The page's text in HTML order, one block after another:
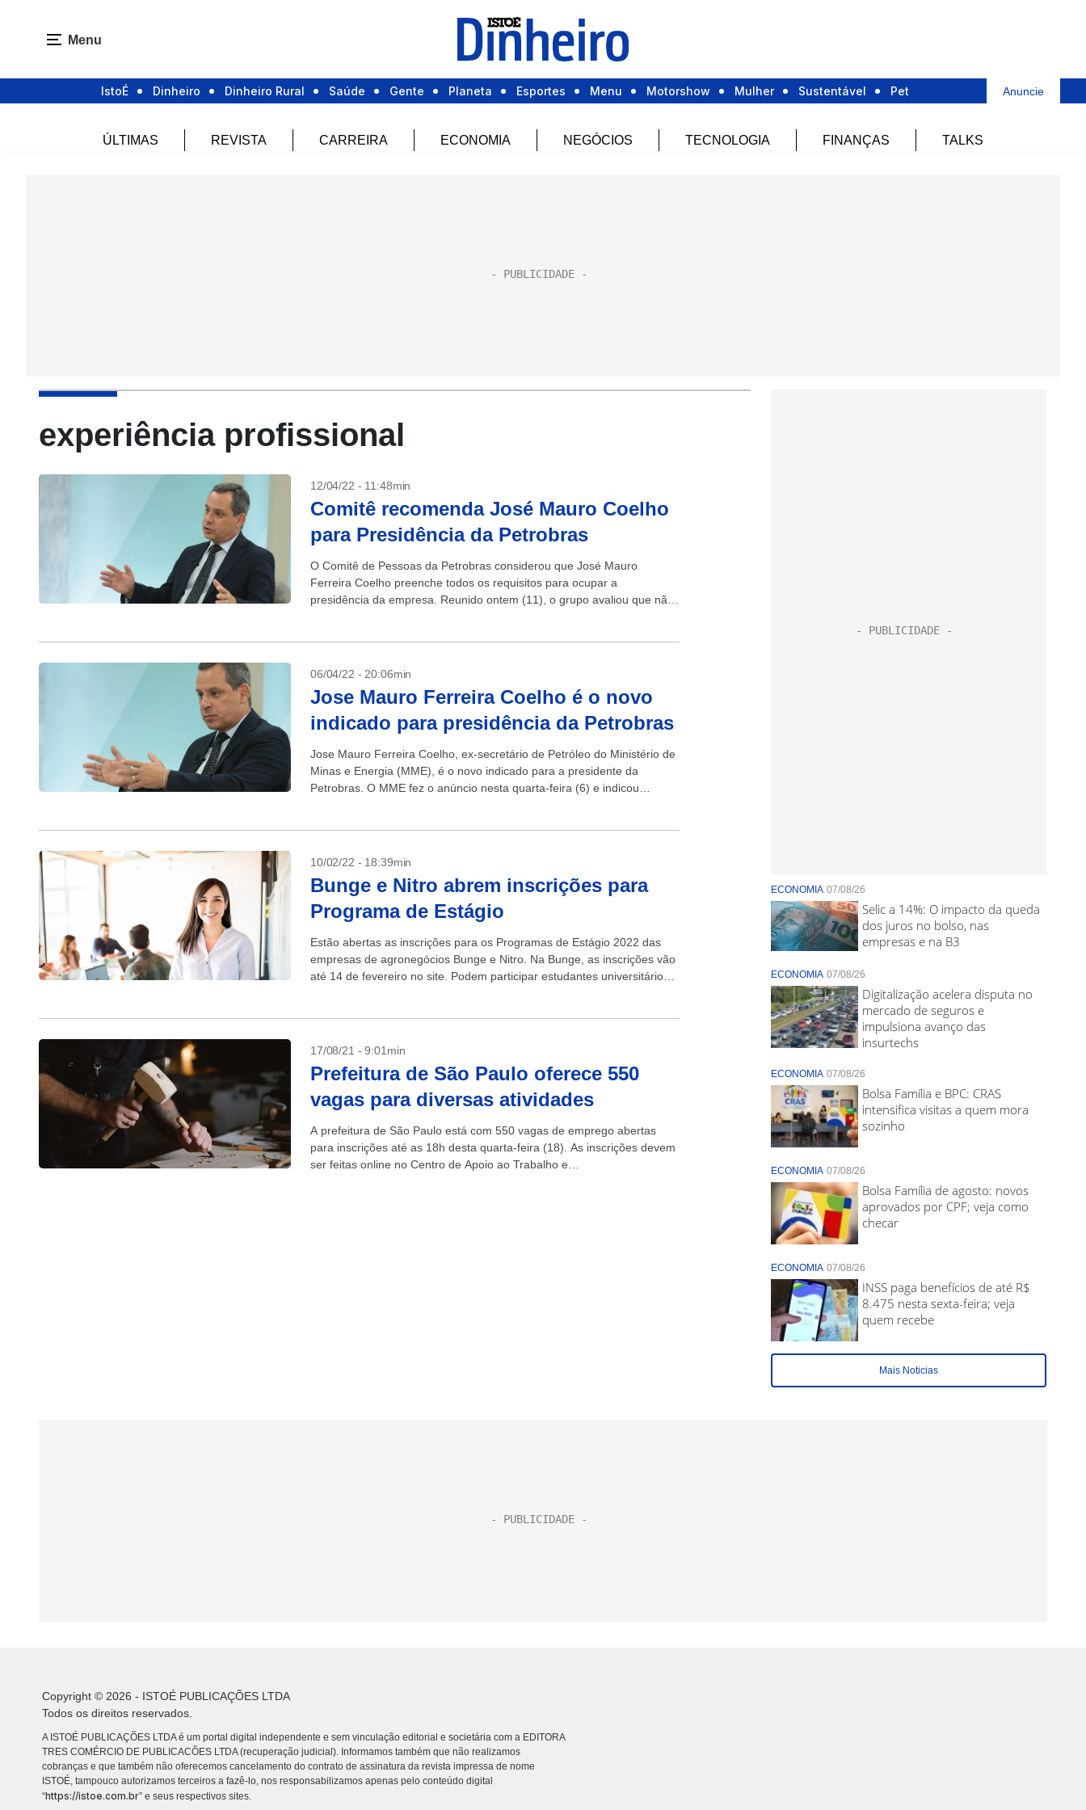
Menu
IstoÉ Dinheiro Dinheiro Rural Saúde Gente Planeta Esportes Menu Motorshow Mulher Sustentável Pet Anuncie
ÚLTIMAS REVISTA CARREIRA ECONOMIA NEGÓCIOS TECNOLOGIA FINANÇAS TALKS
experiência profissional
12/04/22 - 11:48min
Comitê recomenda José Mauro Coelho
para Presidência da Petrobras
O Comitê de Pessoas da Petrobras considerou que José Mauro
Ferreira Coelho preenche todos os requisitos para ocupar a
presidência da empresa. Reunido ontem (11), o grupo avaliou que não
06/04/22 - 20:06min
Jose Mauro Ferreira Coelho é o novo
indicado para presidência da Petrobras
Jose Mauro Ferreira Coelho, ex-secretário de Petróleo do Ministério de
Minas e Energia (MME), é o novo indicado para a presidente da
Petrobras. O MME fez o anúncio nesta quarta-feira (6) e indicou
10/02/22 - 18:39min
Bunge e Nitro abrem inscrições para
Programa de Estágio
Estão abertas as inscrições para os Programas de Estágio 2022 das
empresas de agronegócios Bunge e Nitro. Na Bunge, as inscrições vão
até 14 de fevereiro no site. Podem participar estudantes universitários
17/08/21 - 9:01min
Prefeitura de São Paulo oferece 550
vagas para diversas atividades
A prefeitura de São Paulo está com 550 vagas de emprego abertas
para inscrições até as 18h desta quarta-feira (18). As inscrições devem
ser feitas online no Centro de Apoio ao Trabalho e
ECONOMIA 07/08/26
Selic a 14%: O impacto da queda
dos juros no bolso, nas
empresas e na B3
ECONOMIA 07/08/26
Digitalização acelera disputa no
mercado de seguros e
impulsiona avanço das
insurtechs
ECONOMIA 07/08/26
Bolsa Família e BPC: CRAS
intensifica visitas a quem mora
sozinho
ECONOMIA 07/08/26
Bolsa Família de agosto: novos
aprovados por CPF; veja como
checar
ECONOMIA 07/08/26
INSS paga benefícios de até R$
8.475 nesta sexta-feira; veja
quem recebe
Mais Noticias
Copyright © 2026 - ISTOÉ PUBLICAÇÕES LTDA
Todos os direitos reservados.
A ISTOÉ PUBLICAÇÕES LTDA é um portal digital independente e sem vinculação editorial e societária com a EDITORA
TRES COMÉRCIO DE PUBLICACÕES LTDA (recuperação judicial). Informamos também que não realizamos
cobranças e que também não oferecemos cancelamento do contrato de assinatura da revista impressa de nome
ISTOÉ, tampouco autorizamos terceiros a fazê-lo, nos responsabilizamos apenas pelo conteúdo digital
“https://istoe.com.br” e seus respectivos sites.